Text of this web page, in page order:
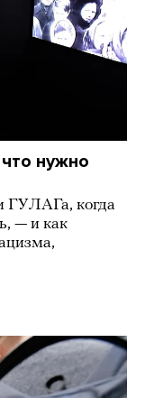
нужно
ГУЛАГа, когда
— и как